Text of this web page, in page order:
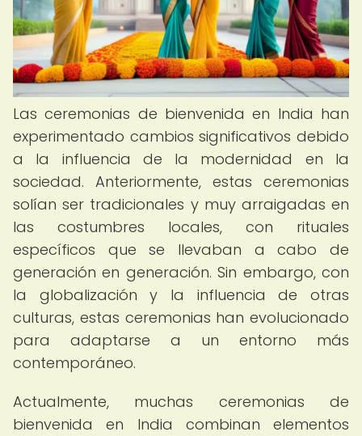
Las ceremonias de bienvenida en India han
experimentado cambios significativos debido
a la influencia de la modernidad en la
sociedad. Anteriormente, estas ceremonias
solían ser tradicionales y muy arraigadas en
las costumbres locales, con rituales
específicos que se llevaban a cabo de
generación en generación. Sin embargo, con
la globalización y la influencia de otras
culturas, estas ceremonias han evolucionado
para adaptarse a un entorno más
contemporáneo.
Actualmente, muchas ceremonias de
bienvenida en India combinan elementos